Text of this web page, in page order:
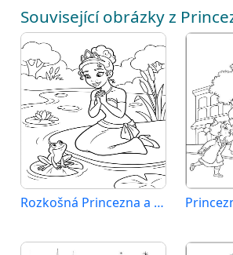
Související obrázky z
Rozkošná Princezna a žabák